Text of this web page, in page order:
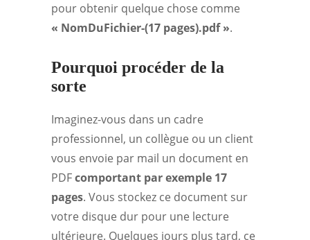
pour obtenir quelque chose comme
« NomDuFichier-(17 pages).pdf ».
Pourquoi procéder de la
sorte
Imaginez-vous dans un cadre
professionnel, un collègue ou un client
vous envoie par mail un document en
PDFcomportant par exemple 17
pages. Vous stockez ce document sur
votre disque dur pour une lecture
ultérieure. Quelques jours plus tard, ce